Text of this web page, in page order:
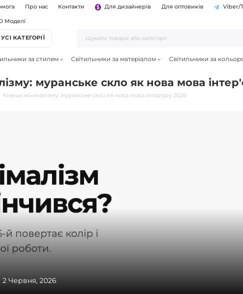
Про нас Контакти Для дизайнерів Для оптовиків Viber/
Моделі
УСІ КАТЕГОРІЇ
за стилем Світильники за матеріалом Світильники за
муранське скло як нова мова
Кінець мінімалізму: муранське скло як нова мова інтер'єру 2026
2 Червня, 2026